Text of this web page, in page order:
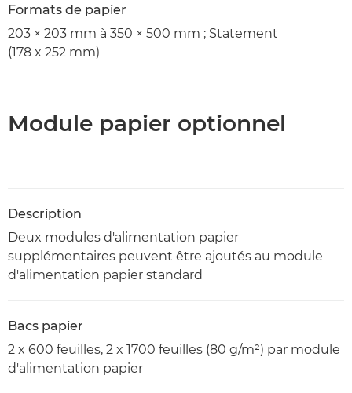
Formats de papier
203 × 203 mm à 350 × 500 mm ; Statement
(178 x 252 mm)
Module papier optionnel
Description
Deux modules d'alimentation papier
supplémentaires peuvent être ajoutés au module
d'alimentation papier standard
Bacs papier
2 x 600 feuilles, 2 x 1700 feuilles (80 g/m²) par module
d'alimentation papier